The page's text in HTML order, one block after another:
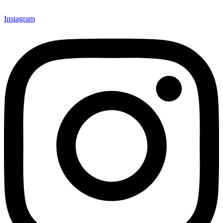
Instagram